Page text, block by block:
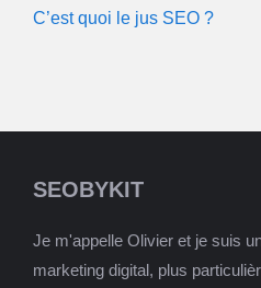
C’est quoi le jus SEO ?
SEOBYKIT
Je m'appelle Olivier et je suis
marketing digital, plus